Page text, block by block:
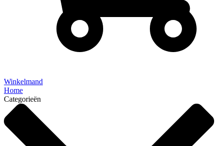
Winkelmand
Home
Categorieën